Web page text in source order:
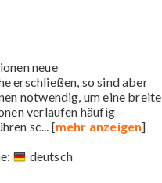
neue
erschließen, so sind aber
notwendig, um eine breite
verlaufen häufig
sc... [mehr anzeigen]
deutsch